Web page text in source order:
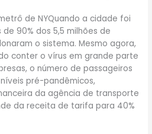
de NYQuando a cidade foi
90% dos 5,5 milhões de
o sistema. Mesmo agora,
conter o vírus em grande parte
o número de passageiros
pré-pandêmicos,
da agência de transporte
da receita de tarifa para 40%